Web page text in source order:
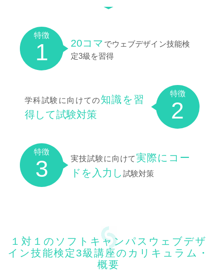
特徴
1 20コマ でウェブデザイン技能検
定3級を習得
特徴
2
学科試験に向けての知識を習
得して試験対策
特徴
3 実技試験に向けて実際にコー
ドを入力し試験対策
１対１のソフトキャンパスウェブデザ
イン技能検定3級講座のカリキュラム・
概要